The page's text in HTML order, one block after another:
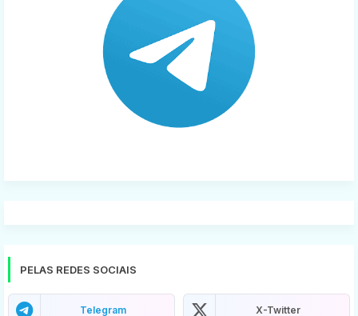
PELAS REDES SOCIAIS
Telegram X-Twitter